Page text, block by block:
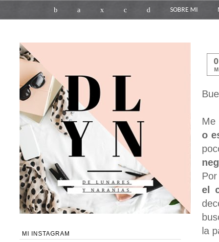
b a x c d SOBRE MI
Me
o
el
la
MI INSTAGRAM